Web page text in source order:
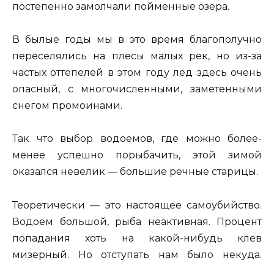
постепенно замолчали пойменные озера.
В былые годы мы в это время благополучно
переселялись на плесы малых рек, но из-за
частых оттепелей в этом году лед здесь очень
опасный, с многочисленными, заметенными
снегом промоинами.
Так что выбор водоемов, где можно более-
менее успешно порыбачить, этой зимой
оказался невелик — большие речные старицы.
Теоретически — это настоящее самоубийство.
Водоем большой, рыба неактивная. Процент
попадания хоть на какой-нибудь клев
мизерный. Но отступать нам было некуда.